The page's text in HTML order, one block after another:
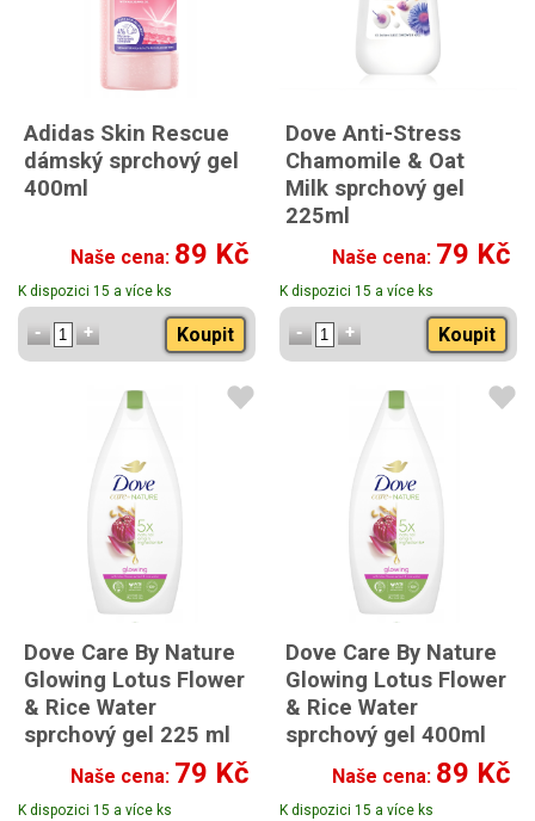
Adidas Skin Rescue
dámský sprchový gel
400ml
Naše cena: 89 Kč
K dispozici 15 a více ks
Koupit
Dove Anti-Stress
Chamomile & Oat
Milk sprchový gel
225ml
s vůní heřmánku a
ovesného mléka
Naše cena: 79 Kč
K dispozici 15 a více ks
Koupit
Dove Care By Nature
Glowing Lotus Flower
& Rice Water
sprchový gel 225 ml
Naše cena: 79 Kč
K dispozici 15 a více ks
Dove Care By Nature
Glowing Lotus Flower
& Rice Water
sprchový gel 400ml
Naše cena: 89 Kč
K dispozici 15 a více ks